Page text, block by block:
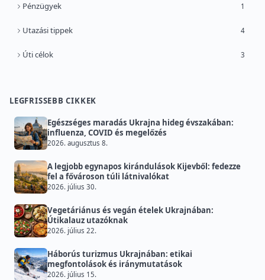
Pénzügyek 1
Utazási tippek 4
Úti célok 3
LEGFRISSEBB CIKKEK
Egészséges maradás Ukrajna hideg évszakában:
influenza, COVID és megelőzés
2026. augusztus 8.
A legjobb egynapos kirándulások Kijevből: fedezze
fel a fővároson túli látnivalókat
2026. július 30.
Vegetáriánus és vegán ételek Ukrajnában:
Útikalauz utazóknak
2026. július 22.
Háborús turizmus Ukrajnában: etikai
megfontolások és iránymutatások
2026. július 15.